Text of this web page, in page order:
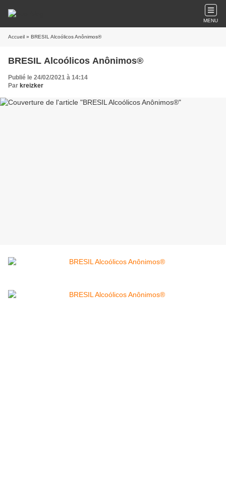
MENU
Accueil » BRESIL Alcoólicos Anônimos®
BRESIL Alcoólicos Anônimos®
Publié le 24/02/2021 à 14:14
Par kreizker